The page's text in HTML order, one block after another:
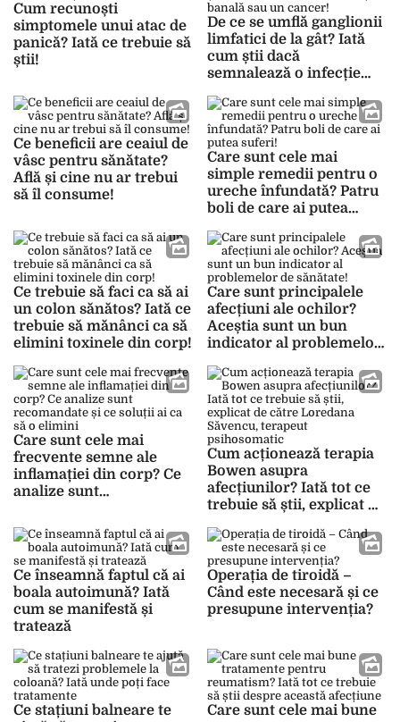
Cum recunoști
simptomele unui atac de
panică? Iată ce trebuie să
știi!
De ce se umflă ganglionii
limfatici de la gât? Iată
cum știi dacă
semnalează o infecție
Ce beneficii are ceaiul de
vâsc pentru sănătate?
Află și cine nu ar trebui
să îl consume!
Care sunt cele mai
simple remedii pentru o
ureche înfundată? Patru
boli de care ai putea
Ce trebuie să faci ca să ai
un colon sănătos? Iată ce
trebuie să mănânci ca să
elimini toxinele din corp!
Care sunt principalele
afecțiuni ale ochilor?
Aceștia sunt un bun
indicator al problemelor
Care sunt cele mai
frecvente semne ale
inflamației din corp? Ce
analize sunt
ai ca să o elimini
Cum acționează terapia
Bowen asupra
afecțiunilor? Iată tot ce
trebuie să știi, explicat de
terapeut psihosomatic
Ce înseamnă faptul că ai
boala autoimună? Iată
cum se manifestă și
tratează
Operația de tiroidă –
Când este necesară și ce
presupune intervenția?
Ce stațiuni balneare te
Care sunt cele mai bune